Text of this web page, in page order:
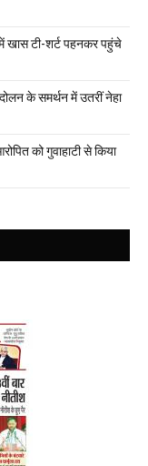
में खास टी-शर्ट पहनकर पहुंचे
के समर्थन में उतरीं नेहा
को गुवाहाटी से किया